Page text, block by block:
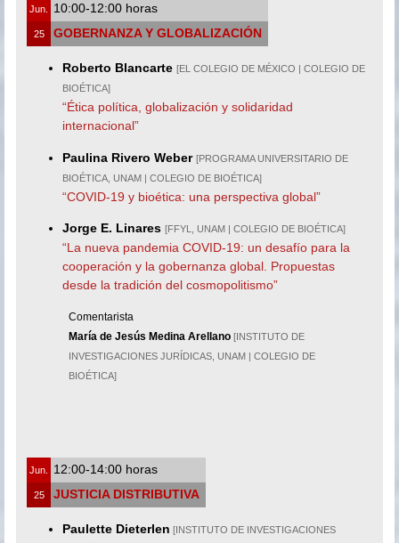
Jun. 10:00-12:00 horas
25 GOBERNANZA Y GLOBALIZACIÓN
Roberto Blancarte[EL COLEGIO DE MÉXICO | COLEGIO DE
BIOÉTICA]
“Ética política, globalización y solidaridad
internacional”
Paulina Rivero Weber [PROGRAMA UNIVERSITARIO DE
BIOÉTICA, UNAM | COLEGIO DE BIOÉTICA]
“COVID-19 y bioética: una perspectiva global”
Jorge E. Linares [FFYL, UNAM | COLEGIO DE BIOÉTICA]
“La nueva pandemia COVID-19: un desafío para la
cooperación y la gobernanza global. Propuestas
desde la tradición del cosmopolitismo”
Comentarista
María de Jesús Medina Arellano [INSTITUTO DE
INVESTIGACIONES JURÍDICAS, UNAM | COLEGIO DE
BIOÉTICA]
Jun. 12:00-14:00 horas
25 JUSTICIA DISTRIBUTIVA
Paulette Dieterlen [INSTITUTO DE INVESTIGACIONES